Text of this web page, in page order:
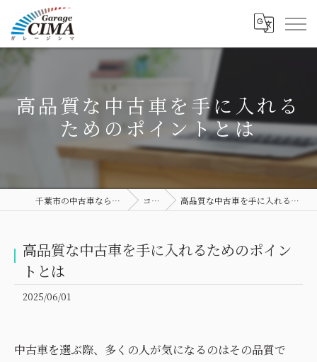
高品質な中古車を手に入れる
ためのポイントとは
千葉市の中古車ならGarage CIMA コラム 高品質な中古車を手に入れるためのポイントとは
高品質な中古車を手に入れるためのポイン
トとは
2025/06/01
中古車を選ぶ際、多くの人が気になるのはその品質で